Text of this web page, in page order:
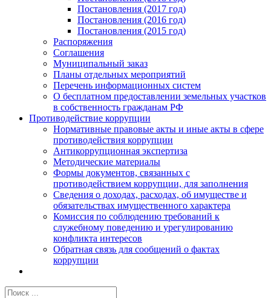
Постановления (2017 год)
Постановления (2016 год)
Постановления (2015 год)
Распоряжения
Соглашения
Муниципальный заказ
Планы отдельных мероприятий
Перечень информационных систем
О бесплатном предоставлении земельных участков
в собственность гражданам РФ
Противодействие коррупции
Нормативные правовые акты и иные акты в сфере
противодействия коррупции
Антикоррупционная экспертиза
Методические материалы
Формы документов, связанных с
противодействием коррупции, для заполнения
Сведения о доходах, расходах, об имуществе и
обязательствах имущественного характера
Комиссия по соблюдению требований к
служебному поведению и урегулированию
конфликта интересов
Обратная связь для сообщений о фактах
коррупции
Результат